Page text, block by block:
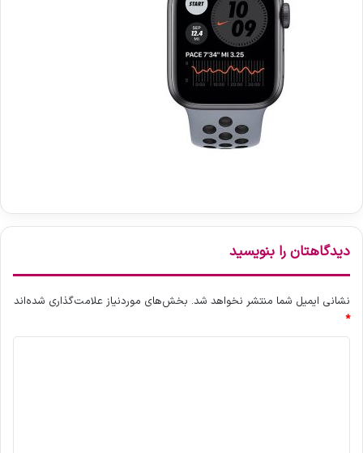
دیدگاهتان را بنویسید
نشانی ایمیل شما منتشر نخواهد شد. بخش‌های موردنیاز علامت‌گذاری شده‌اند
*